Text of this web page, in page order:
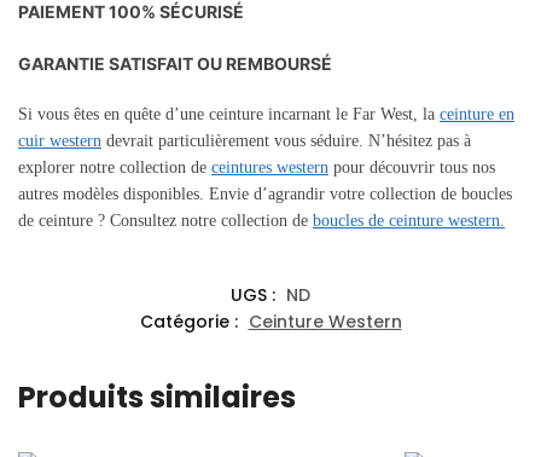
PAIEMENT 100% SÉCURISÉ
GARANTIE SATISFAIT OU REMBOURSÉ
Si vous êtes en quête d’une ceinture incarnant le Far West, la ceinture en
cuir western devrait particulièrement vous séduire. N’hésitez pas à
explorer notre collection de ceintures western pour découvrir tous nos
autres modèles disponibles. Envie d’agrandir votre collection de boucles
de ceinture ? Consultez notre collection de boucles de ceinture western.
UGS : ND
Catégorie : Ceinture Western
Produits similaires